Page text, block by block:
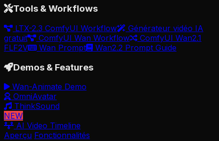
Tools & Workflows
LTX-2.3 ComfyUI Workflow
Générateur vidéo IA
gratuit
ComfyUI Wan Workflow
ComfyUI Wan2.1
FLF2V
Wan Prompt Wan2.2 Prompt Guide
Demos & Features
Wan-Animate Demo
OmniAvatar
ThinkSound
NEW
AI Video Timeline
Aperçu Fonctionnalités